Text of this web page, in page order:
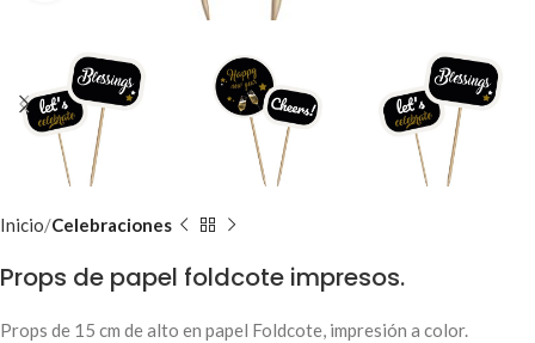
Inicio Celebraciones
Props de papel foldcote impresos.
Props de 15 cm de alto en papel Foldcote, impresión a color.